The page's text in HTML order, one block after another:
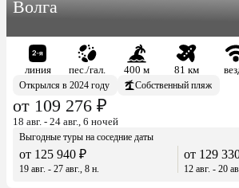
Волга
линия пес./гал. 400 м 81 км
Открылся в 2024 году
Собственный пляж
от 109 276 ₽
18 авг. - 24 авг., 6 ночей
Выгодные туры на соседние даты
от 125 940 ₽
19 авг. - 27 авг., 8 н.
от 129
12 авг. - 20